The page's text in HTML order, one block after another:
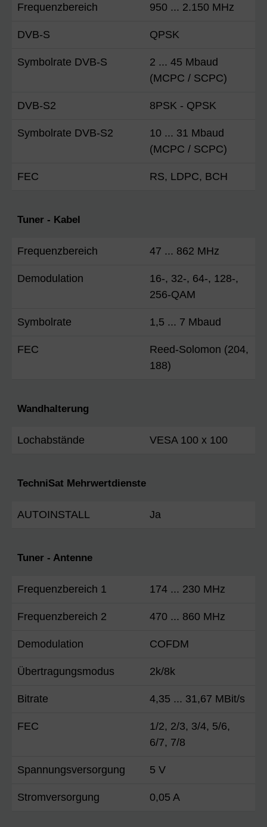
Frequenzbereich 950 ... 2.150 MHz
DVB-S QPSK
Symbolrate DVB-S
2 ... 45 Mbaud
(MCPC / SCPC)
DVB-S2 8PSK - QPSK
Symbolrate DVB-S2
10 ... 31 Mbaud
(MCPC / SCPC)
FEC RS, LDPC, BCH
Tuner - Kabel
Frequenzbereich 47 ... 862 MHz
Demodulation
16-, 32-, 64-, 128-,
256-QAM
Symbolrate 1,5 ... 7 Mbaud
FEC
Reed-Solomon (204,
188)
Wandhalterung
Lochabstände VESA 100 x 100
TechniSat Mehrwertdienste
AUTOINSTALL Ja
Tuner - Antenne
Frequenzbereich 1 174 ... 230 MHz
Frequenzbereich 2 470 ... 860 MHz
Demodulation COFDM
Übertragungsmodus 2k/8k
Bitrate 4,35 ... 31,67 MBit/s
FEC
1/2, 2/3, 3/4, 5/6,
6/7, 7/8
Spannungsversorgung 5 V
Stromversorgung 0,05 A